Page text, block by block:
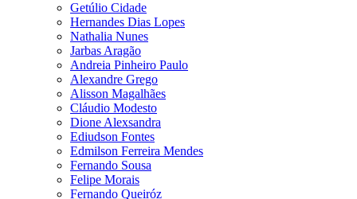
Getúlio Cidade
Hernandes Dias Lopes
Nathalia Nunes
Jarbas Aragão
Andreia Pinheiro Paulo
Alexandre Grego
Alisson Magalhães
Cláudio Modesto
Dione Alexsandra
Ediudson Fontes
Edmilson Ferreira Mendes
Fernando Sousa
Felipe Morais
Fernando Queiróz